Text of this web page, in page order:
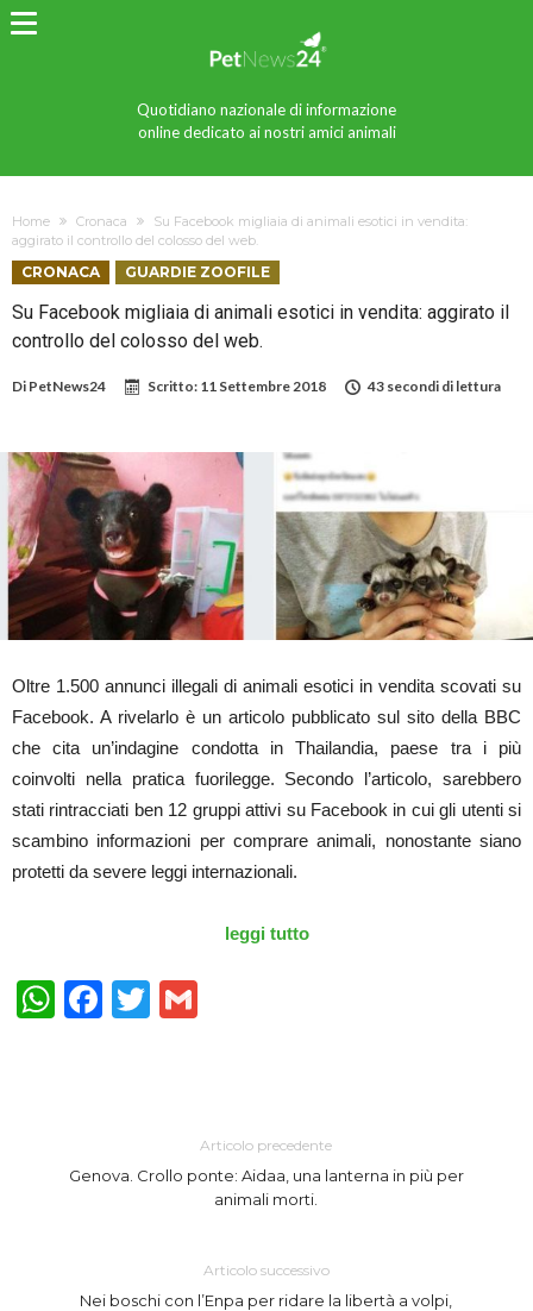
Quotidiano nazionale di informazione
online dedicato ai nostri amici animali
Home Cronaca
Su Facebook migliaia di animali esotici in vendita:
aggirato il controllo del colosso del web.
CRONACA GUARDIE ZOOFILE
Su Facebook migliaia di animali esotici in vendita: aggirato il
controllo del colosso del web.
Di PetNews24 Scritto: 11 Settembre 2018 43 secondi di lettura
Oltre 1.500 annunci illegali di animali esotici in vendita scovati su
Facebook. A rivelarlo è un articolo pubblicato sul sito della BBC
che cita un’indagine condotta in Thailandia, paese tra i più
coinvolti nella pratica fuorilegge. Secondo l’articolo, sarebbero
stati rintracciati ben 12 gruppi attivi su Facebook in cui gli utenti si
scambino informazioni per comprare animali, nonostante siano
protetti da severe leggi internazionali.
leggi tutto
WhatsApp
Facebook
Twitter
Articolo precedente
Genova. Crollo ponte: Aidaa, una lanterna in più per
animali morti.
Articolo successivo
Nei boschi con l’Enpa per ridare la libertà a volpi,